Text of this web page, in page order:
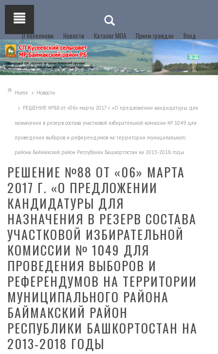
О поселении Новости Каталог МПА Прием граждан Вход
Home Новости
РЕШЕНИЕ №88 от «06» марта 2017 г. «О предложении кандидатуры для
назначения в резерв состава участковой избирательной комиссии № 1049 для
проведения выборов и референдумов на территории муниципального
района Баймакский район Республики Башкортостан на 2013-2018 годы
РЕШЕНИЕ №88 ОТ «06» МАРТА
2017 Г. «О ПРЕДЛОЖЕНИИ
КАНДИДАТУРЫ ДЛЯ
НАЗНАЧЕНИЯ В РЕЗЕРВ СОСТАВА
УЧАСТКОВОЙ ИЗБИРАТЕЛЬНОЙ
КОМИССИИ № 1049 ДЛЯ
ПРОВЕДЕНИЯ ВЫБОРОВ И
РЕФЕРЕНДУМОВ НА ТЕРРИТОРИИ
МУНИЦИПАЛЬНОГО РАЙОНА
БАЙМАКСКИЙ РАЙОН
РЕСПУБЛИКИ БАШКОРТОСТАН НА
2013-2018 ГОДЫ